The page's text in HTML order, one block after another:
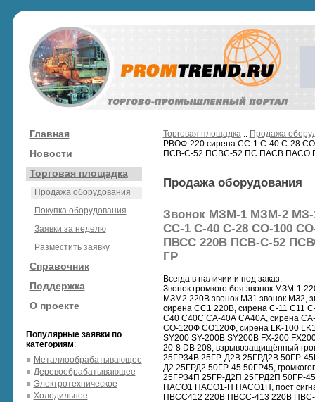
Главная
Новости
Торговая площадка
Продажа оборудования
Покупка оборудования
Заявки за неделю
Разместить заявку
Справочник
Поддержка
О проекте
Популярные заявки по
категориям:
Металлообрабатывающее
Деревообрабатывающее
Электротехническое
Холодильное
Торговая площадка:: Продажа
РВОФ-220 сирена СС-1 С-40 С-28
ПСВ-С-52 ПСВС-52 ПС ПАСВ ПАСО
Продажа оборудования
Звонок МЗМ-1 МЗМ-2 МЗ-
СС-1 С-40 С-28 СО-100
ПВСС 220В ПСВ-С-52
ГР
Всегда в наличии и под заказ:
Звонок громкого боя звонок МЗМ-1
МЗМ2 220В звонок МЗ1 звонок МЗ2,
сирена СС1 220В, сирена С-11 С11
С40 С40С СА-40А СА40А, сирена
СО-120Ф СО120Ф, сирена LK-100
SY200 SY-200B SY200B FX-200
20-8 DB 208, взрывозащищённый
25ГР34В 25ГР-Д2В 25ГРД2В 50ГР-
Д2 25ГРД2 50ГР-45 50ГР45,
25ГР34П 25ГР-Д2П 25ГРД2П 50ГР-
ПАСО1 ПАСО1-П ПАСО1П, пост
ПВСС412 220В ПВСС-413 220В